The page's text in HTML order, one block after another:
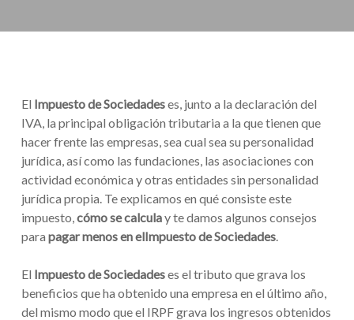
El Impuesto de Sociedadeses, junto a la declaración del
IVA, la principal obligación tributaria a la que tienen que
hacer frente las empresas, sea cual sea su personalidad
jurídica, así como las fundaciones, las asociaciones con
actividad económica y otras entidades sin personalidad
jurídica propia. Te explicamos en qué consiste este
impuesto,cómo se calculay te damos algunos consejos
para pagar menos en elImpuesto de Sociedades.
El Impuesto de Sociedadeses el tributo que grava los
beneficios que ha obtenido una empresa en el último año,
del mismo modo que el IRPF grava los ingresos obtenidos